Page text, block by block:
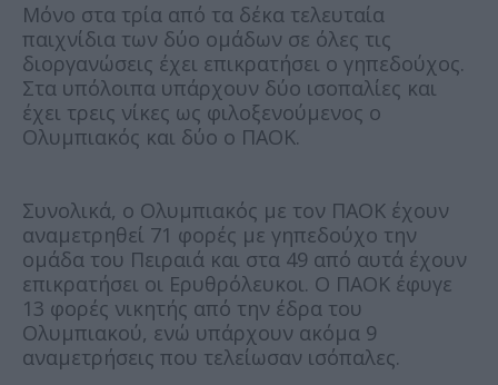
Μόνο στα τρία από τα δέκα τελευταία
παιχνίδια των δύο ομάδων σε όλες τις
διοργανώσεις έχει επικρατήσει ο γηπεδούχος.
Στα υπόλοιπα υπάρχουν δύο ισοπαλίες και
έχει τρεις νίκες ως φιλοξενούμενος ο
Ολυμπιακός και δύο ο ΠΑΟΚ.
Συνολικά, ο Ολυμπιακός με τον ΠΑΟΚ έχουν
αναμετρηθεί 71 φορές με γηπεδούχο την
ομάδα του Πειραιά και στα 49 από αυτά έχουν
επικρατήσει οι Ερυθρόλευκοι. Ο ΠΑΟΚ έφυγε
13 φορές νικητής από την έδρα του
Ολυμπιακού, ενώ υπάρχουν ακόμα 9
αναμετρήσεις που τελείωσαν ισόπαλες.